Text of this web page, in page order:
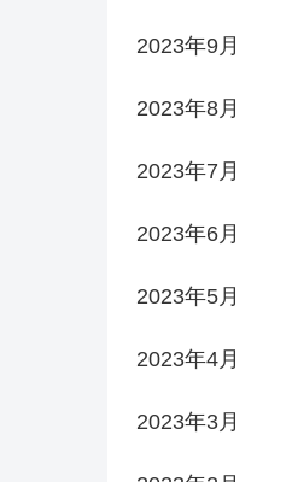
2023年9月
2023年8月
2023年7月
2023年6月
2023年5月
2023年4月
2023年3月